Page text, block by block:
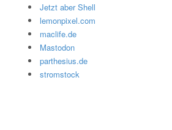
Jetzt aber Shell
lemonpixel.com
maclife.de
Mastodon
parthesius.de
stromstock